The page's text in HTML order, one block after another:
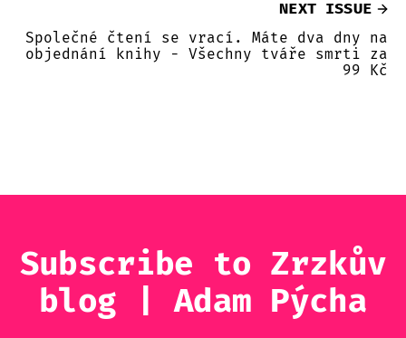
NEXT ISSUE
Společné čtení se vrací. Máte dva dny na
objednání knihy - Všechny tváře smrti za
99 Kč
Subscribe to Zrzkův
blog | Adam Pýcha